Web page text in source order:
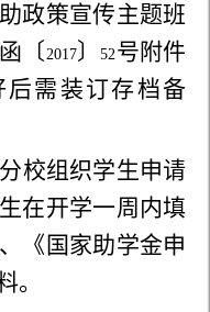
政策宣传主题班
〔 2017〕52号附件
需装订存档备
校组织学生申请
在开学一周内填
《国家助学金申
。